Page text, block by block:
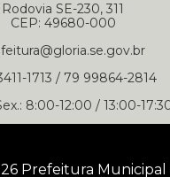
Rodovia SE-230, 311
CEP: 49680-000
1713 / 79 99864-2814
8:00-12:00 / 13:00-
Prefeitura Municipal